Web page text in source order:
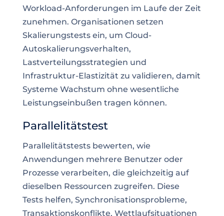
Workload-Anforderungen im Laufe der Zeit
zunehmen. Organisationen setzen
Skalierungstests ein, um Cloud-
Autoskalierungsverhalten,
Lastverteilungsstrategien und
Infrastruktur-Elastizität zu validieren, damit
Systeme Wachstum ohne wesentliche
Leistungseinbußen tragen können.
Parallelitätstest
Parallelitätstests bewerten, wie
Anwendungen mehrere Benutzer oder
Prozesse verarbeiten, die gleichzeitig auf
dieselben Ressourcen zugreifen. Diese
Tests helfen, Synchronisationsprobleme,
Transaktionskonflikte, Wettlaufsituationen